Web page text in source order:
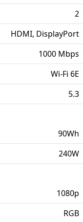
2
HDMI, DisplayPort
1000 Mbps
Wi-Fi 6E
5.3
90Wh
240W
1080p
RGB